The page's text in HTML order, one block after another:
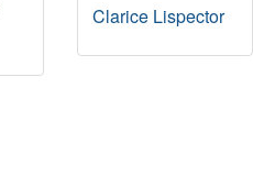
Clarice Lispector